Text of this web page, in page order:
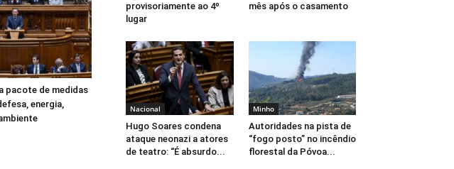
pacote de medidas
energia,
provisoriamente ao 4º
lugar
mês após o casamento
Nacional
Hugo Soares condena
ataque neonazi a atores
de teatro: “É absurdo...
Minho
Autoridades na pista de
“fogo posto” no incêndio
florestal da Póvoa...